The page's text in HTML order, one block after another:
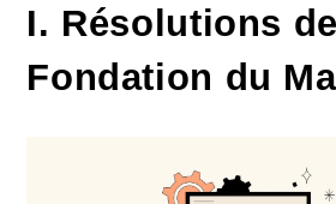
I. Résolutions
Fondation du